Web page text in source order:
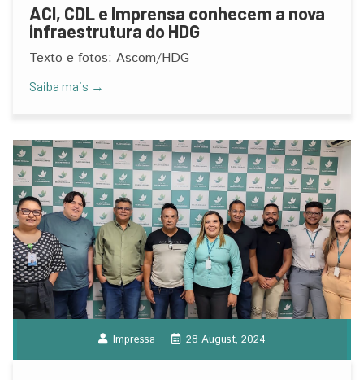
ACI, CDL e Imprensa conhecem a nova
infraestrutura do HDG
Texto e fotos: Ascom/HDG
Saiba mais →
Impressa 28 August, 2024